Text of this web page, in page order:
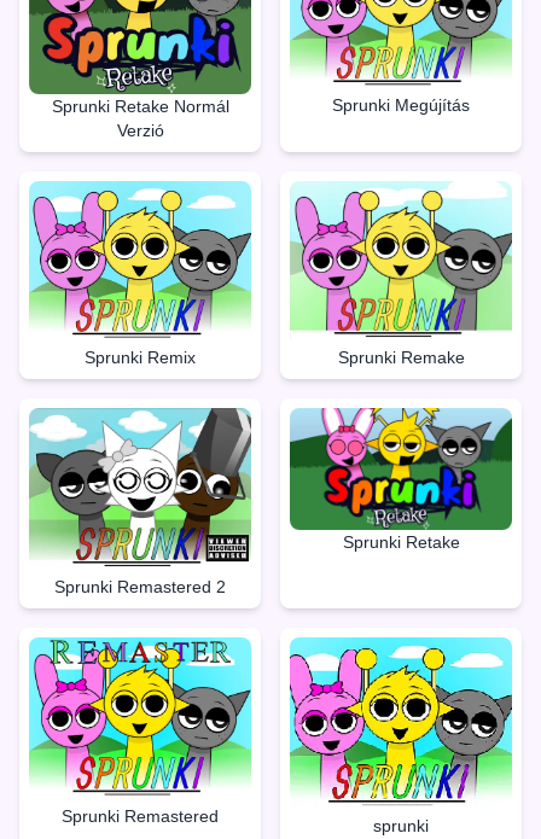
Sprunki Retake Normál
Verzió
Sprunki Megújítás
Sprunki Remix Sprunki Remake
Sprunki Remastered 2
Sprunki Retake
Sprunki Remastered
sprunki